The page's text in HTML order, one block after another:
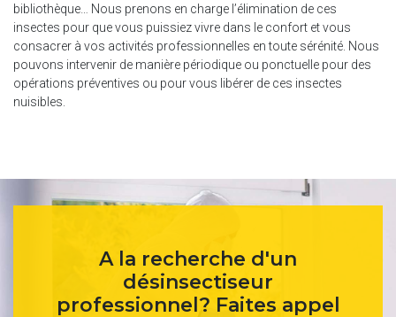
bibliothèque… Nous prenons en charge l’élimination de ces
insectes pour que vous puissiez vivre dans le confort et vous
consacrer à vos activités professionnelles en toute sérénité. Nous
pouvons intervenir de manière périodique ou ponctuelle pour des
opérations préventives ou pour vous libérer de ces insectes
nuisibles.
A la recherche d'un
désinsectiseur
professionnel? Faites appel